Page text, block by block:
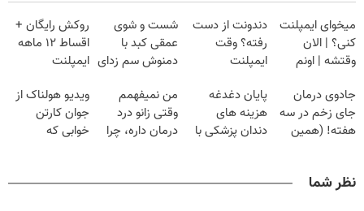
میخوای ایمپلنت
کنی؟ | الان
وقتشه | اونم
میلیون تومان!!!
دندونت از دست
رفته؟ وقت
ایمپلنت
شست و شوی
عمقی کبد با
دمنوش سم زدای
روکش رایگان +
اقساط ۱۲ ماهه
ایمپلنت
جادوی درمان
جای زخم در سه
هفته! (همین
پایان دغدغه
هزینه های
دندان پزشکی با
من نمیفهمم
وقتی زانو درد
درمان داره، چرا
ویدیو هولناک از
جوان کارتن
خوابی که
نظر شما